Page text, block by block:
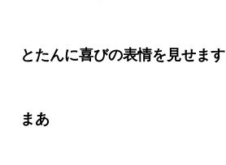
とたんに喜びの表情を見せます
まあ